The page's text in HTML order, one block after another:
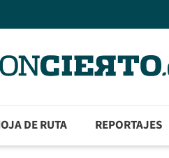
DE RUTA REPORTAJES